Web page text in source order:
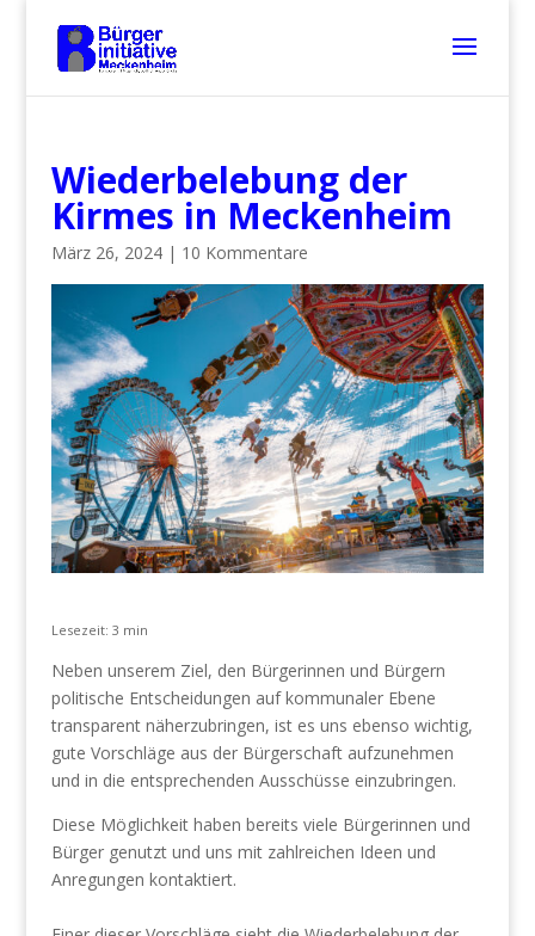
Wiederbelebung der
Kirmes in Meckenheim
März 26, 2024| 10 Kommentare
Lesezeit: 3 min
Neben unserem Ziel, den Bürgerinnen und Bürgern
politische Entscheidungen auf kommunaler Ebene
transparent näherzubringen, ist es uns ebenso wichtig,
gute Vorschläge aus der Bürgerschaft aufzunehmen
und in die entsprechenden Ausschüsse einzubringen.
Diese Möglichkeit haben bereits viele Bürgerinnen und
Bürger genutzt und uns mit zahlreichen Ideen und
Anregungen kontaktiert.